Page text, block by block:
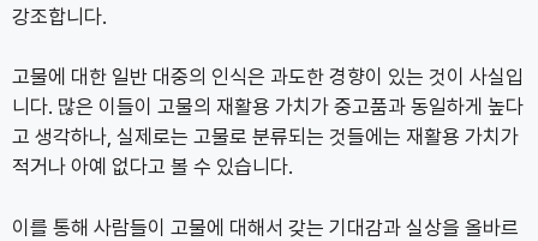
강조합니다.
고물에 대한 일반 대중의 인식은 과도한 경향이 있는 것이 사실입
니다. 많은 이들이 고물의 재활용 가치가 중고품과 동일하게 높다
고 생각하나, 실제로는 고물로 분류되는 것들에는 재활용 가치가
적거나 아예 없다고 볼 수 있습니다.
이를 통해 사람들이 고물에 대해서 갖는 기대감과 실상을 올바르